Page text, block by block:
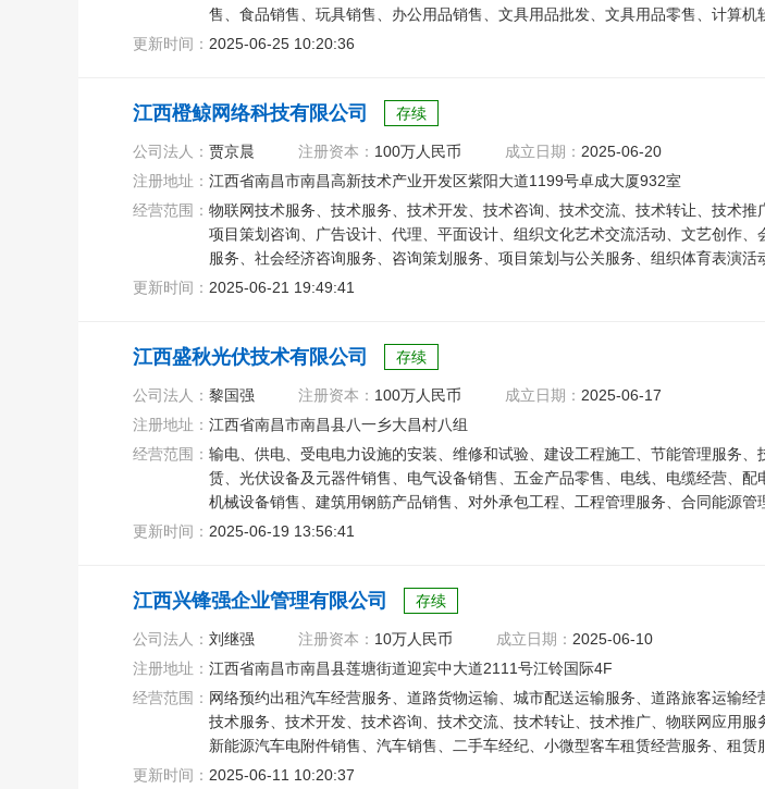
售、食品销售、玩具销售、办公用品销售、文具用品批发、文具用品零售、计算
建筑材料销售、针纺织品销售
更新时间： 2025-06-25 10:20:36
江西橙鲸网络科技有限公司 存续
公司法人： 贾京晨 注册资本： 100万人民币 成立日期： 2025-06-20
注册地址： 江西省南昌市南昌高新技术产业开发区紫阳大道1199号卓成大厦932室
经营范围： 物联网技术服务、技术服务、技术开发、技术咨询、技术交流、技术转让、技术
项目策划咨询、广告设计、代理、平面设计、组织文化艺术交流活动、文艺创作
服务、社会经济咨询服务、咨询策划服务、项目策划与公关服务、组织体育表演
售、电子产品销售
更新时间： 2025-06-21 19:49:41
江西盛秋光伏技术有限公司 存续
公司法人： 黎国强 注册资本： 100万人民币 成立日期： 2025-06-17
注册地址： 江西省南昌市南昌县八一乡大昌村八组
经营范围： 输电、供电、受电电力设施的安装、维修和试验、建设工程施工、节能管理服务
赁、光伏设备及元器件销售、电气设备销售、五金产品零售、电线、电缆经营、
机械设备销售、建筑用钢筋产品销售、对外承包工程、工程管理服务、合同能源
字技术服务
更新时间： 2025-06-19 13:56:41
江西兴锋强企业管理有限公司 存续
公司法人： 刘继强 注册资本： 10万人民币 成立日期： 2025-06-10
注册地址： 江西省南昌市南昌县莲塘街道迎宾中大道2111号江铃国际4F
经营范围： 网络预约出租汽车经营服务、道路货物运输、城市配送运输服务、道路旅客运输
技术服务、技术开发、技术咨询、技术交流、技术转让、技术推广、物联网应用
新能源汽车电附件销售、汽车销售、二手车经纪、小微型客车租赁经营服务、租
物业服务评估
更新时间： 2025-06-11 10:20:37